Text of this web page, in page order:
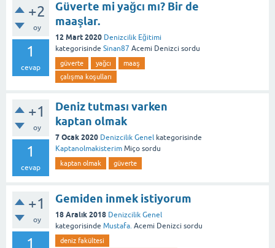
+2
oy
1
cevap
Güverte mi yağcı mı? Bir de
maaşlar.
12 Mart 2020 Denizcilik Eğitimi
kategorisinde Sinan87 Acemi Denizci sordu
güverte yağcı
maaş
çalışma koşulları
+1
oy
1
cevap
Deniz tutması varken
kaptan olmak
7 Ocak 2020 Denizcilik Genel kategorisinde
Kaptanolmakisterim Miço sordu
kaptan olmak güverte
+1
oy
1
Gemiden inmek istiyorum
18 Aralık 2018 Denizcilik Genel
kategorisinde Mustafa. Acemi Denizci sordu
deniz fakültesi